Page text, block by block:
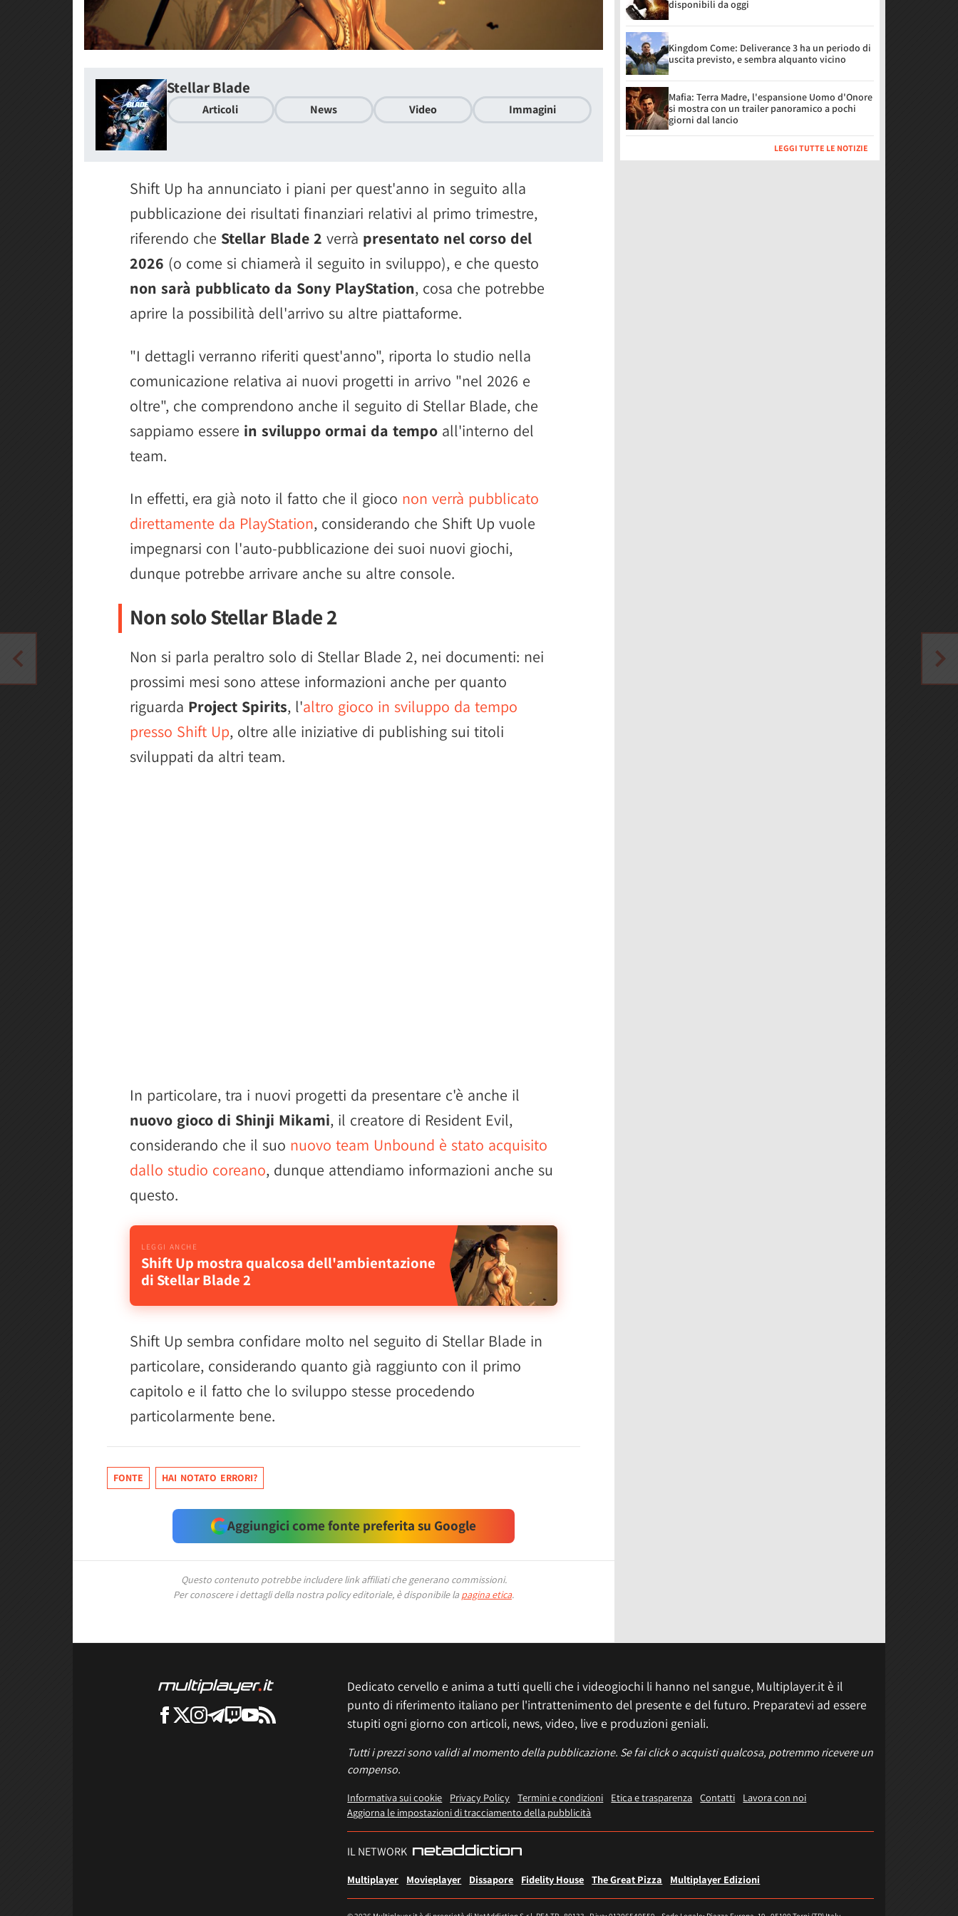
Stellar Blade
Articoli News Video Immagini
Shift Up ha annunciato i piani per quest'anno in seguito alla
pubblicazione dei risultati finanziari relativi al primo trimestre,
riferendo che Stellar Blade 2 verrà presentato nel corso del
2026 (o come si chiamerà il seguito in sviluppo), e che questo
non sarà pubblicato da Sony PlayStation, cosa che potrebbe
aprire la possibilità dell'arrivo su altre piattaforme.
"I dettagli verranno riferiti quest'anno", riporta lo studio nella
comunicazione relativa ai nuovi progetti in arrivo "nel 2026 e
oltre", che comprendono anche il seguito di Stellar Blade, che
sappiamo essere in sviluppo ormai da tempo all'interno del
team.
In effetti, era già noto il fatto che il gioco non verrà pubblicato
direttamente da PlayStation, considerando che Shift Up vuole
impegnarsi con l'auto-pubblicazione dei suoi nuovi giochi,
dunque potrebbe arrivare anche su altre console.
Non solo Stellar Blade 2
Non si parla peraltro solo di Stellar Blade 2, nei documenti: nei
prossimi mesi sono attese informazioni anche per quanto
riguarda Project Spirits, l'altro gioco in sviluppo da tempo
presso Shift Up, oltre alle iniziative di publishing sui titoli
sviluppati da altri team.
In particolare, tra i nuovi progetti da presentare c'è anche il
nuovo gioco di Shinji Mikami, il creatore di Resident Evil,
considerando che il suo nuovo team Unbound è stato acquisito
dallo studio coreano, dunque attendiamo informazioni anche su
questo.
Shift Up mostra qualcosa dell'ambientazione
di Stellar Blade 2
Shift Up sembra confidare molto nel seguito di Stellar Blade in
particolare, considerando quanto già raggiunto con il primo
capitolo e il fatto che lo sviluppo stesse procedendo
particolarmente bene.
FONTE HAI NOTATO ERRORI?
Aggiungici come fonte preferita su Google
Questo contenuto potrebbe includere link affiliati che generano commissioni.
Per conoscere i dettagli della nostra policy editoriale, è disponibile la pagina etica.
disponibili da oggi
Kingdom Come: Deliverance 3 ha un periodo di
uscita previsto, e sembra alquanto vicino
Mafia: Terra Madre, l'espansione Uomo d'Onore
si mostra con un trailer panoramico a pochi
giorni dal lancio
LEGGI TUTTE LE NOTIZIE
Dedicato cervello e anima a tutti quelli che i videogiochi li hanno nel sangue, Multiplayer.it è il
punto di riferimento italiano per l'intrattenimento del presente e del futuro. Preparatevi ad essere
stupiti ogni giorno con articoli, news, video, live e produzioni geniali.
Tutti i prezzi sono validi al momento della pubblicazione. Se fai click o acquisti qualcosa, potremmo ricevere un
compenso.
Informativa sui cookie Privacy Policy Termini e condizioni Etica e trasparenza Contatti
Lavora con noi
Aggiorna le impostazioni di tracciamento della pubblicità
IL NETWORK
Multiplayer Movieplayer Dissapore Fidelity House The Great Pizza Multiplayer Edizioni